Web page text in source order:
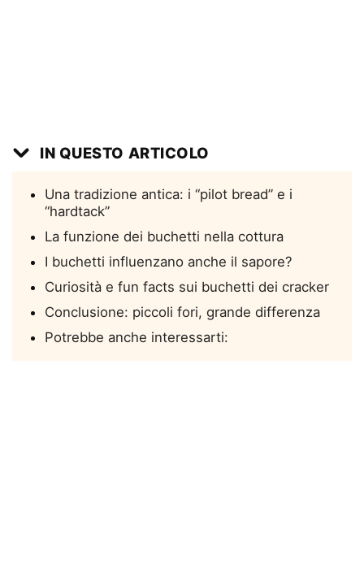
IN QUESTO ARTICOLO
Una tradizione antica: i “pilot bread” e i
“hardtack”
La funzione dei buchetti nella cottura
I buchetti influenzano anche il sapore?
Curiosità e fun facts sui buchetti dei cracker
Conclusione: piccoli fori, grande differenza
Potrebbe anche interessarti: